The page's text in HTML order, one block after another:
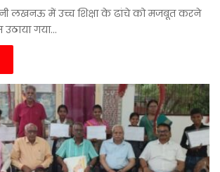
लखनऊ में उच्च शिक्षा के ढांचे को मजबूत करने
गया…